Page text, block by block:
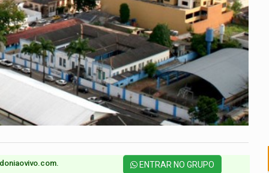
ENTRAR NO GRUPO